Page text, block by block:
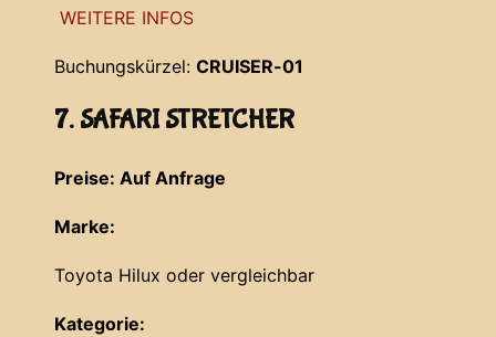
WEITERE INFOS
Buchungskürzel: CRUISER-01
7. SAFARI STRETCHER
Preise: Auf Anfrage
Marke:
Toyota Hilux oder vergleichbar
Kategorie: